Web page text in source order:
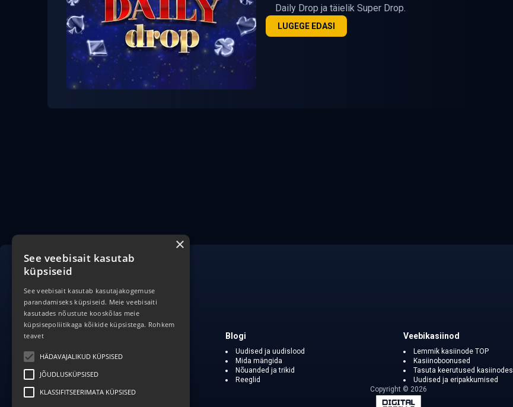
Daily Drop ja täielik Super Drop.
LUGEGE EDASI
Vastutustundlik mängimine
Privaatsuspõhimõtted
Blogi
Uudised ja uudislood
Mida mängida
Nõuanded ja trikid
Reeglid
Veebikasiinod
Lemmik kasiinode TOP
Kasiinoboonused
Tasuta keerutused kasiinodes
Uudised ja eripakkumised
Copyright © 2026
×
See veebisait kasutab
küpsiseid
See veebisait kasutab kasutajakogemuse
parandamiseks küpsiseid. Meie veebisaiti
kasutades nõustute kooskõlas meie
küpsisepoliitikaga kõikide küpsistega. Rohkem
teavet
HÄDAVAJALIKUD KÜPSISED
JÕUDLUSKÜPSISED
KLASSIFITSEERIMATA KÜPSISED